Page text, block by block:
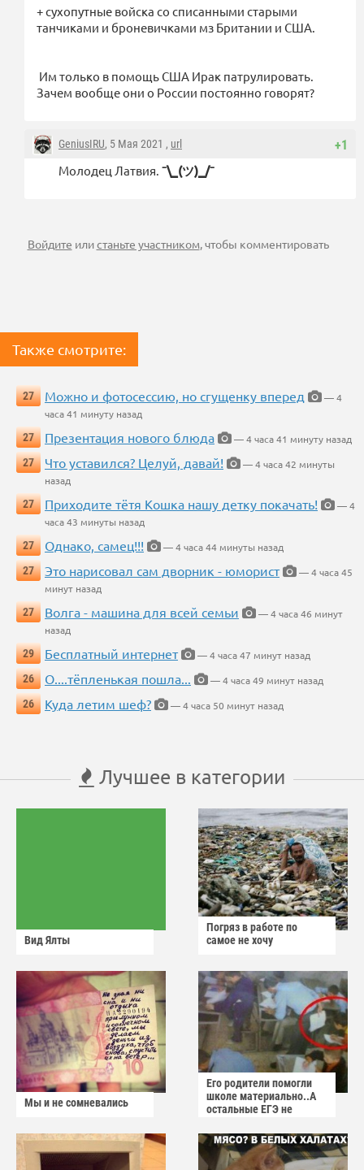
+ сухопутные войска со списанными старыми
танчиками и броневичками мз Британии и США.
Им только в помощь США Ирак патрулировать.
Зачем вообще они о России постоянно говорят?
+1
GeniusIRU, 5 Мая 2021 , url
Молодец Латвия. ¯\_(ツ)_/¯
Войдите илистаньте участником , чтобы комментировать
Также смотрите:
27 Можно и фотосессию, но сгущенку вперед
— 4
часа 41 минуту назад
27
Презентация нового блюда
— 4 часа 41 минуту назад
27
Что уставился? Целуй, давай!
— 4 часа 42 минуты
назад
27
Приходите тётя Кошка нашу детку покачать!
— 4
часа 43 минуты назад
27
Однако, самец!!!
— 4 часа 44 минуты назад
27
Это нарисовал сам дворник - юморист
— 4 часа 45
минут назад
27
Волга - машина для всей семьи
— 4 часа 46 минут
назад
29
Бесплатный интернет
— 4 часа 47 минут назад
26
О....тёпленькая пошла...
— 4 часа 49 минут назад
26
Куда летим шеф? — 4 часа 50 минут назад
Лучшее в категории
Вид Ялты
Погряз в работе по
самое не хочу
Мы и не сомневались
Его родители помогли
школе материально..А
остальные ЕГЭ не